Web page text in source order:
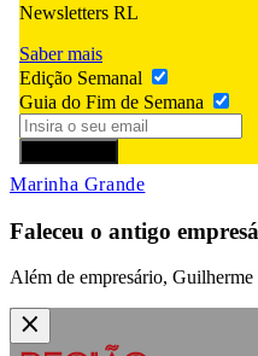
Newsletters RL
Saber mais
Edição Semanal
Guia do Fim de Semana
Marinha Grande
Faleceu o antigo
Além de empresário,